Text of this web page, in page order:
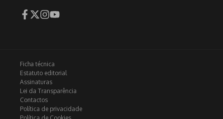
Ficha técnica
Estatuto editorial
Assinaturas
Lei da Transparência
Contactos
Política de privacidade